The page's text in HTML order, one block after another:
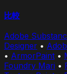
比較
Adobe
Designer •
• ArmorPaint •
Foundry Mari •